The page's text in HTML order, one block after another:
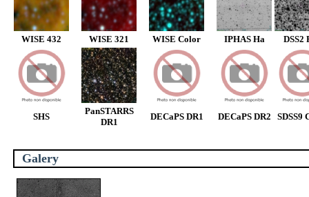
WISE 432 WISE 321 WISE Color IPHAS Ha DSS2
SHS
PanSTARRS
DR1
DECaPS DR1 DECaPS DR2 SDSS9
Galery